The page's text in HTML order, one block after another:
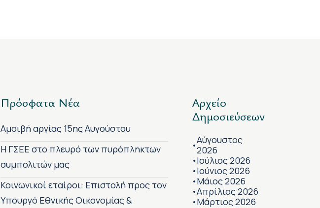
Πρόσφατα Νέα
Αμοιβή αργίας 15ης Αυγούστου
H ΓΣΕΕ στο πλευρό των πυρόπληκτων
συμπολιτών μας
Κοινωνικοί εταίροι: Επιστολή προς τον
Υπουργό Εθνικής Οικονομίας &
Αρχείο
Δημοσιεύσεων
•Αύγουστος
2026
•Ιούλιος 2026
•Ιούνιος 2026
•Μάιος 2026
•Απρίλιος 2026
•Μάρτιος 2026